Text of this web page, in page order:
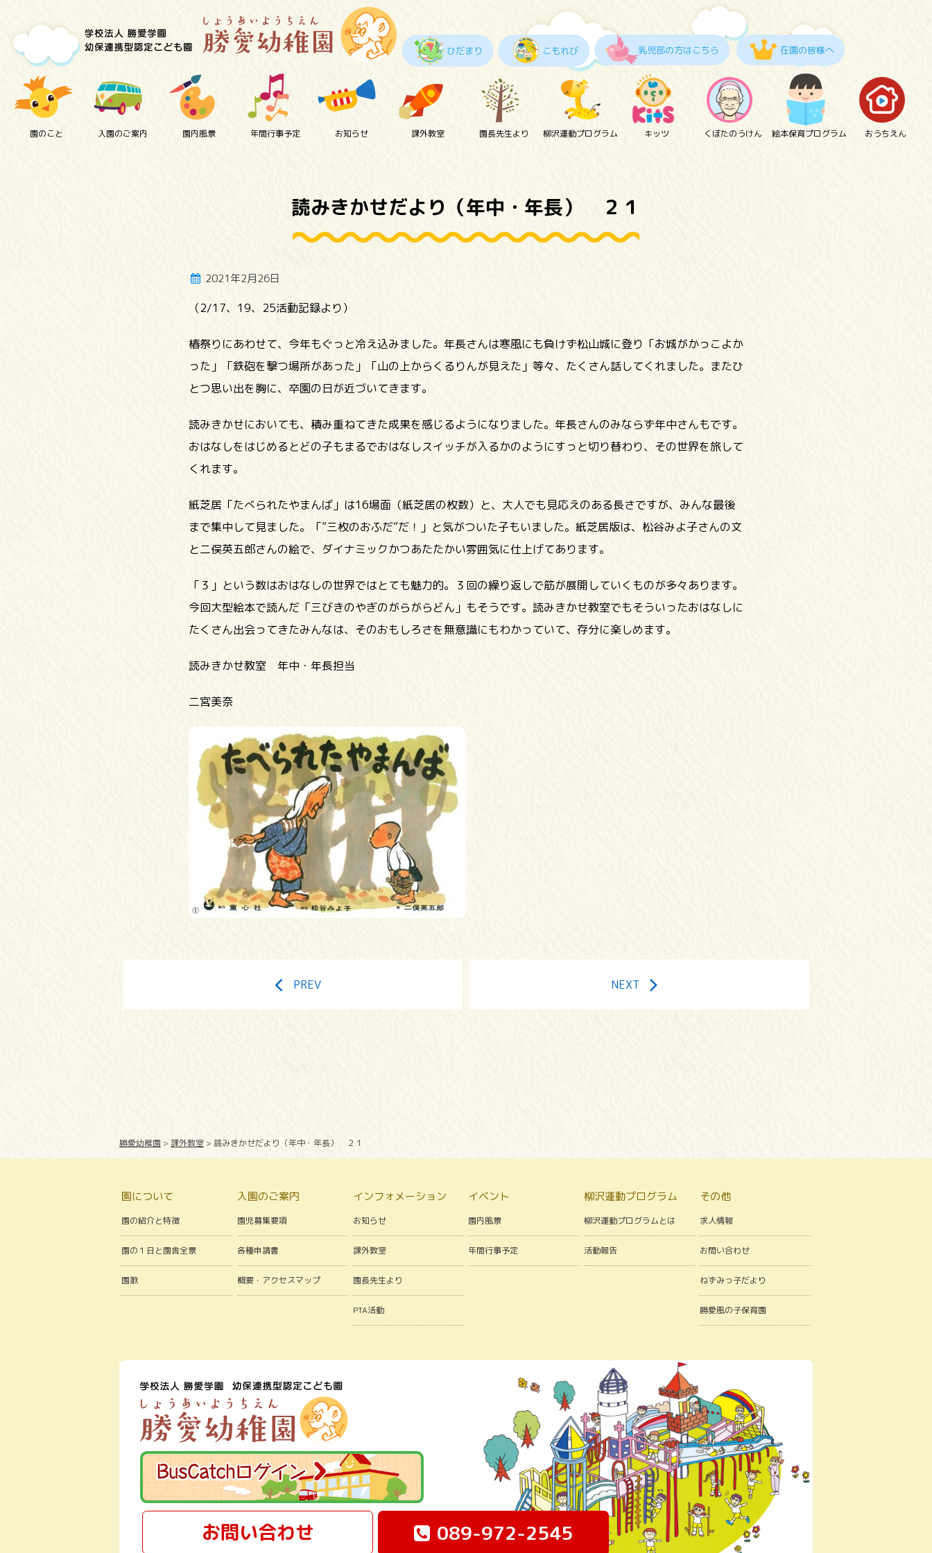
ひだまり こもれび 乳児部の方はこちら 在園の皆様へ
園のこと 入園のご案内 園内風景 年間行事予定 お知らせ 課外教室 園長先生より 柳沢運動プログラム キッツ くぼたのうけん 絵本保育プログラム おうちえん
読みきかせだより（年中・年長） ２１
2021年2月26日
（2/17、19、25活動記録より）
椿祭りにあわせて、今年もぐっと冷え込みました。年長さんは寒風にも負けず松山城に登り「お城がかっこよか
った」「鉄砲を撃つ場所があった」「山の上からくるりんが見えた」等々、たくさん話してくれました。またひ
とつ思い出を胸に、卒園の日が近づいてきます。
読みきかせにおいても、積み重ねてきた成果を感じるようになりました。年長さんのみならず年中さんもです。
おはなしをはじめるとどの子もまるでおはなしスイッチが入るかのようにすっと切り替わり、その世界を旅して
くれます。
紙芝居「たべられたやまんば」は16場面（紙芝居の枚数）と、大人でも見応えのある長さですが、みんな最後
まで集中して見ました。「”三枚のおふだ”だ！」と気がついた子もいました。紙芝居版は、松谷みよ子さんの文
と二俣英五郎さんの絵で、ダイナミックかつあたたかい雰囲気に仕上げてあります。
「３」という数はおはなしの世界ではとても魅力的。３回の繰り返しで筋が展開していくものが多々あります。
今回大型絵本で読んだ「三びきのやぎのがらがらどん」もそうです。読みきかせ教室でもそういったおはなしに
たくさん出会ってきたみんなは、そのおもしろさを無意識にもわかっていて、存分に楽しめます。
読みきかせ教室 年中・年長担当
二宮美奈
PREV NEXT
勝愛幼稚園 > 課外教室 > 読みきかせだより（年中・年長） ２１
園について
園の紹介と特徴
園の１日と園舎全景
園歌
入園のご案内
園児募集要項
各種申請書
概要・アクセスマップ
インフォメーション
お知らせ
課外教室
園長先生より
PTA活動
イベント
園内風景
年間行事予定
柳沢運動プログラム
柳沢運動プログラムとは
活動報告
その他
求人情報
お問い合わせ
ねずみっ子だより
勝愛風の子保育園
お問い合わせ 089-972-2545